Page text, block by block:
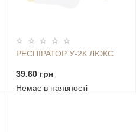
РЕСПІРАТОР У-2К ЛЮКС
39.60 грн
Немає в наявності